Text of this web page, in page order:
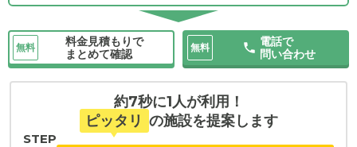
無料
料金見積もりで
まとめて確認
無料
電話で
問い合わせ
約7秒に1人が利用！
ピッタリ の施設を提案します
STEP